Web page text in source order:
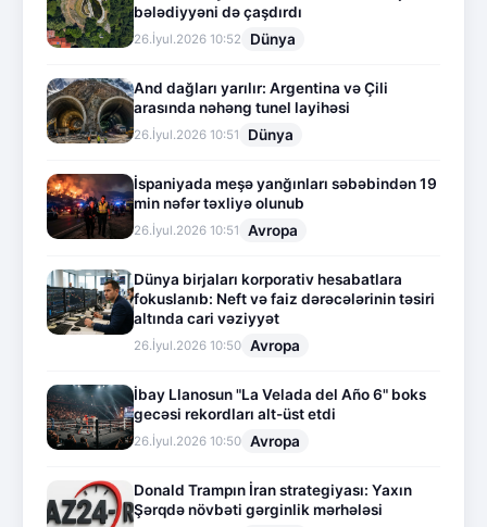
bələdiyyəni də çaşdırdı
26.İyul.2026 10:52 Dünya
And dağları yarılır: Argentina və Çili
arasında nəhəng tunel layihəsi
26.İyul.2026 10:51 Dünya
İspaniyada meşə yanğınları səbəbindən 19
min nəfər təxliyə olunub
26.İyul.2026 10:51 Avropa
Dünya birjaları korporativ hesabatlara
fokuslanıb: Neft və faiz dərəcələrinin təsiri
altında cari vəziyyət
26.İyul.2026 10:50 Avropa
İbay Llanosun "La Velada del Año 6" boks
gecəsi rekordları alt-üst etdi
26.İyul.2026 10:50 Avropa
Donald Trampın İran strategiyası: Yaxın
Şərqdə növbəti gərginlik mərhələsi